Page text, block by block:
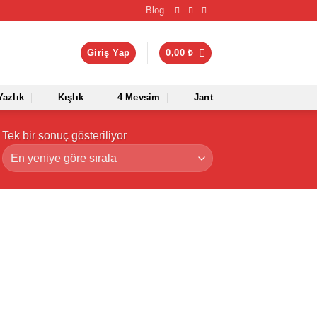
Blog
Giriş Yap 0,00₺
Kışlık 4 Mevsim Jant
Tek bir sonuç gösteriliyor